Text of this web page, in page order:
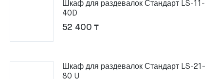
Шкаф для раздевалок Стандарт LS-11-
40D
52 400 ₸
Шкаф для раздевалок Стандарт LS-21-
80 U